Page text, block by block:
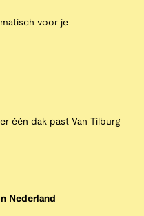
voor je
één dak past Van Tilburg
Nederland